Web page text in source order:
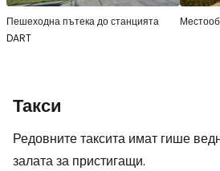
Пешеходна пътека до станцията
DART
Такси
Редовните таксита имат гише
залата за пристигащи.